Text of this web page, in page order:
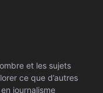
et les sujets
ce que d’autres
journalisme